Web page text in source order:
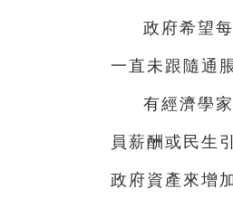
政府希望
一直未跟隨通
有經濟學
員薪酬或民生
政府資產來增